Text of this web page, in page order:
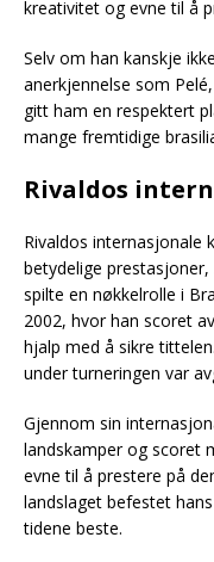
kreativitet og evne til å
Selv om han kanskje
anerkjennelse som
gitt ham en respektert
mange fremtidige
Rivaldos
Rivaldos internasjonale
betydelige
spilte en nøkkelrolle i
2002, hvor han scoret
hjalp med å sikre
under turneringen var
Gjennom sin
landskamper og scoret
evne til å prestere på
landslaget befestet
tidene beste.